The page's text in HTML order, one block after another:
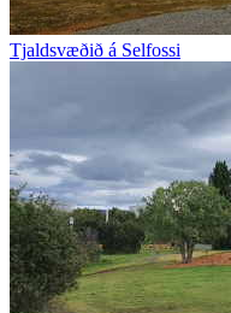
Tjaldsvæðið á Selfossi